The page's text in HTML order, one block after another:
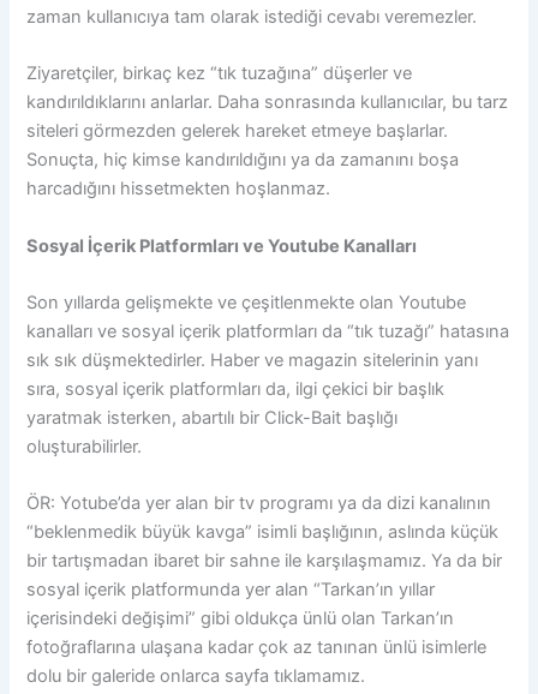
zaman kullanıcıya tam olarak istediği cevabı veremezler.
Ziyaretçiler, birkaç kez “tık tuzağına” düşerler ve
kandırıldıklarını anlarlar. Daha sonrasında kullanıcılar, bu tarz
siteleri görmezden gelerek hareket etmeye başlarlar.
Sonuçta, hiç kimse kandırıldığını ya da zamanını boşa
harcadığını hissetmekten hoşlanmaz.
Sosyal İçerik Platformları ve Youtube Kanalları
Son yıllarda gelişmekte ve çeşitlenmekte olan Youtube
kanalları ve sosyal içerik platformları da “tık tuzağı” hatasına
sık sık düşmektedirler. Haber ve magazin sitelerinin yanı
sıra, sosyal içerik platformları da, ilgi çekici bir başlık
yaratmak isterken, abartılı bir Click-Bait başlığı
oluşturabilirler.
ÖR: Yotube’da yer alan bir tv programı ya da dizi kanalının
“beklenmedik büyük kavga” isimli başlığının, aslında küçük
bir tartışmadan ibaret bir sahne ile karşılaşmamız. Ya da bir
sosyal içerik platformunda yer alan “Tarkan’ın yıllar
içerisindeki değişimi” gibi oldukça ünlü olan Tarkan’ın
fotoğraflarına ulaşana kadar çok az tanınan ünlü isimlerle
dolu bir galeride onlarca sayfa tıklamamız.